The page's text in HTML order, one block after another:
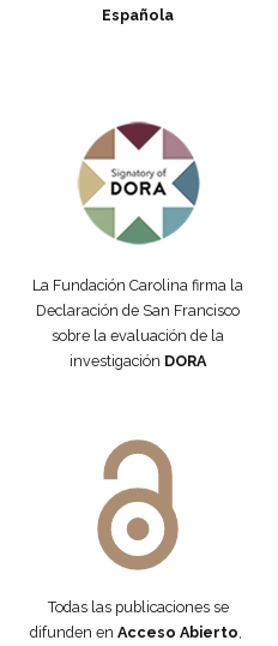
Española
La Fundación Carolina firma la
Declaración de San Francisco
sobre la evaluación de la
investigación DORA
Todas las publicaciones se
difunden en Acceso Abierto